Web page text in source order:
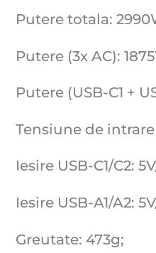
Putere totala:
Putere (3x AC):
Putere (USB-C1 +
Tensiune de intrare
Iesire USB-C1/C2:
Iesire USB-A1/A2:
Greutate: 473g;